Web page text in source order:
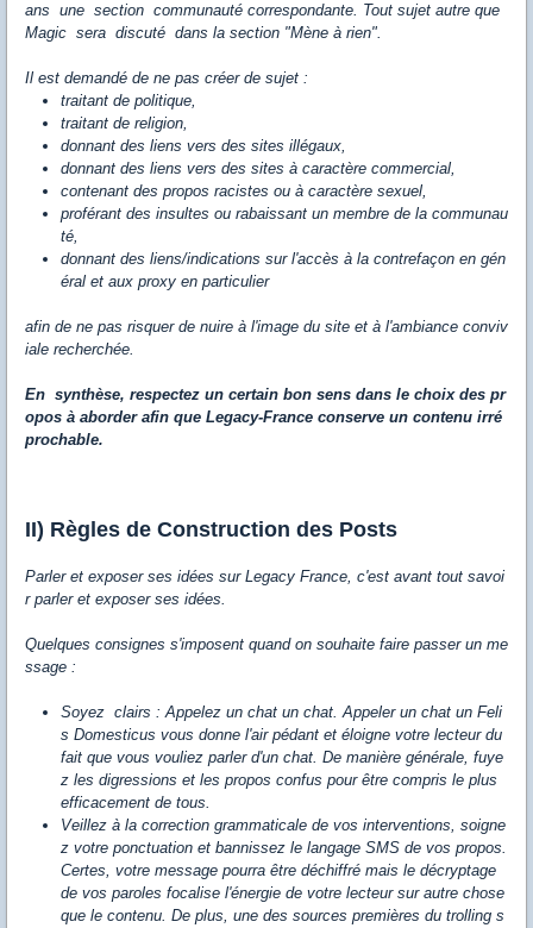
ans une section communauté correspondante. Tout sujet autre que
Magic sera discuté dans la section "Mène à rien".
Il est demandé de ne pas créer de sujet :
traitant de politique,
traitant de religion,
donnant des liens vers des sites illégaux,
donnant des liens vers des sites à caractère commercial,
contenant des propos racistes ou à caractère sexuel,
proférant des insultes ou rabaissant un membre de la communau
té,
donnant des liens/indications sur l'accès à la contrefaçon en gén
éral et aux proxy en particulier
afin de ne pas risquer de nuire à l'image du site et à l'ambiance conviv
iale recherchée.
En synthèse, respectez un certain bon sens dans le choix des pr
opos à aborder afin que Legacy-France conserve un contenu irré
prochable.
II) Règles de Construction des Posts
Parler et exposer ses idées sur Legacy France, c'est avant tout savoi
r parler et exposer ses idées.
Quelques consignes s'imposent quand on souhaite faire passer un me
ssage :
Soyez clairs : Appelez un chat un chat. Appeler un chat un Feli
s Domesticus vous donne l'air pédant et éloigne votre lecteur du
fait que vous vouliez parler d'un chat. De manière générale, fuye
z les digressions et les propos confus pour être compris le plus
efficacement de tous.
Veillez à la correction grammaticale de vos interventions, soigne
z votre ponctuation et bannissez le langage SMS de vos propos.
Certes, votre message pourra être déchiffré mais le décryptage
de vos paroles focalise l'énergie de votre lecteur sur autre chose
que le contenu. De plus, une des sources premières du trolling s